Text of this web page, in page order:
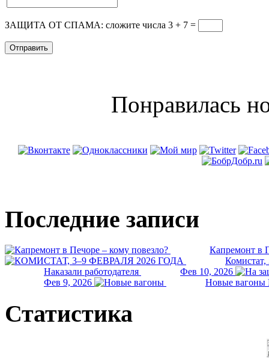
ЗАЩИТА ОТ СПАМА: сложите числа 3 + 7 =
Понравилась
Последние записи
Капремонт в
Комистат,
Наказали работодателя
Фев 10, 2026
Фев 9, 2026
Новые вагоны
Статистика